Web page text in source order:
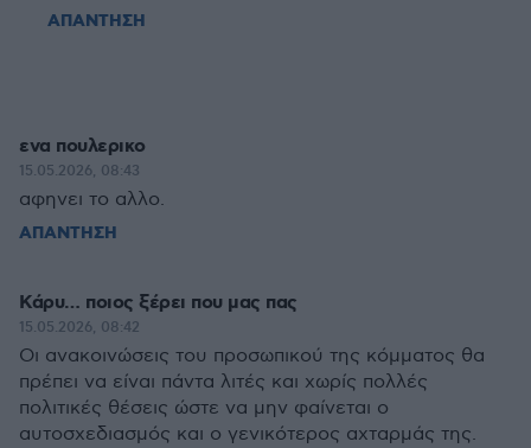
ΑΠΑΝΤΗΣΗ
ενα πουλερικο
15.05.2026, 08:43
αφηνει το αλλο.
ΑΠΑΝΤΗΣΗ
Κάρυ… ποιος ξέρει που μας πας
15.05.2026, 08:42
Οι ανακοινώσεις του προσωπικού της κόμματος θα
πρέπει να είναι πάντα λιτές και χωρίς πολλές
πολιτικές θέσεις ώστε να μην φαίνεται ο
αυτοσχεδιασμός και ο γενικότερος αχταρμάς της.